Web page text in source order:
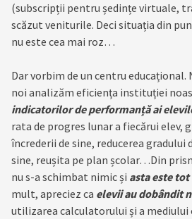
(subscripții pentru ședințe virtuale,
scăzut veniturile. Deci situația din
nu este cea mai roz…
Dar vorbim de un centru educațional.
noi analizăm eficiența instituției
indicatorilor de performanță ai
rata de progres lunar a fiecărui elev,
încrederii de sine, reducerea gradului
sine, reușita pe plan școlar…Din
nu s-a schimbat nimic și asta este tot
mult, apreciez ca elevii au dobândit
utilizarea calculatorului și a mediului